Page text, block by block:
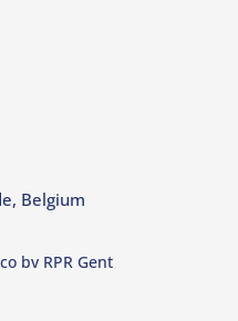
Belgium
bv RPR Gent